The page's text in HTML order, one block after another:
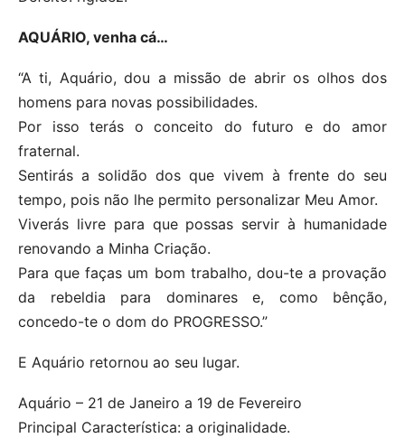
AQUÁRIO, venha cá…
“A ti, Aquário, dou a missão de abrir os olhos dos
homens para novas possibilidades.
Por isso terás o conceito do futuro e do amor
fraternal.
Sentirás a solidão dos que vivem à frente do seu
tempo, pois não lhe permito personalizar Meu Amor.
Viverás livre para que possas servir à humanidade
renovando a Minha Criação.
Para que faças um bom trabalho, dou-te a provação
da rebeldia para dominares e, como bênção,
concedo-te o dom do PROGRESSO.”
E Aquário retornou ao seu lugar.
Aquário – 21 de Janeiro a 19 de Fevereiro
Principal Característica: a originalidade.